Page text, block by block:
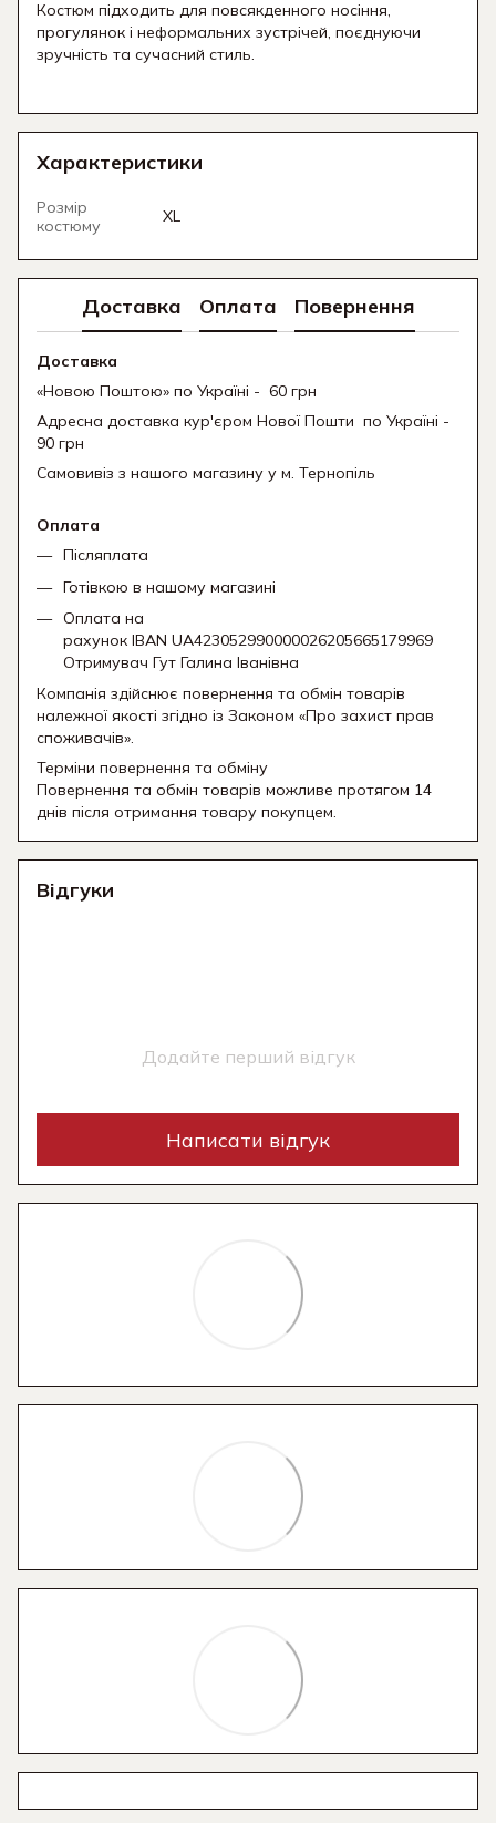
Костюм підходить для повсякденного носіння,
прогулянок і неформальних зустрічей, поєднуючи
зручність та сучасний стиль.
Характеристики
Розмір
костюму
XL
Доставка Оплата Повернення
Доставка
«Новою Поштою» по Україні - 60 грн
Адресна доставка кур'єром Нової Пошти по Україні -
90 грн
Самовивіз з нашого магазину у м. Тернопіль
Оплата
Післяплата
Готівкою в нашому магазині
Оплата на
рахунок IBAN UA423052990000026205665179969
Отримувач Гут Галина Іванівна
Компанія здійснює повернення та обмін товарів
належної якості згідно із Законом «Про захист прав
споживачів».
Терміни повернення та обміну
Повернення та обмін товарів можливе протягом 14
днів після отримання товару покупцем.
Відгуки
Додайте перший відгук
Написати відгук